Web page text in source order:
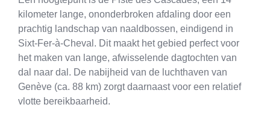
kilometer lange, ononderbroken afdaling door een
prachtig landschap van naaldbossen, eindigend in
Sixt-Fer-à-Cheval. Dit maakt het gebied perfect voor
het maken van lange, afwisselende dagtochten van
dal naar dal. De nabijheid van de luchthaven van
Genève (ca. 88 km) zorgt daarnaast voor een relatief
vlotte bereikbaarheid.